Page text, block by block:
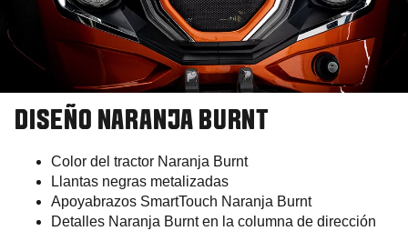
DISEÑO NARANJA BURNT
Color del tractor Naranja Burnt
Llantas negras metalizadas
Apoyabrazos SmartTouch Naranja Burnt
Detalles Naranja Burnt en la columna de dirección